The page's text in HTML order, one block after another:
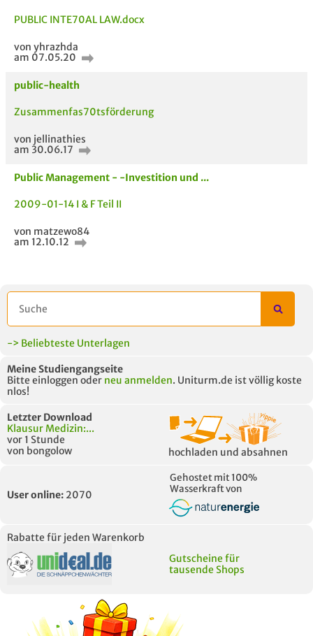
Module anderer Unis
PUBLIC INTE70AL LAW.docx
von yhrazhda
am 07.05.20
public-health
Zusammenfas70tsförderung
von jellinathies
am 30.06.17
Public Management - -Investition und ...
2009-01-14 I & F Teil II
von matzewo84
am 12.10.12
-> Beliebteste Unterlagen
Meine Studiengangseite
Bitte einloggen oder neu anmelden. Uniturm.de ist völlig koste
nlos!
Letzter Download
Klausur Medizin:...
vor 1 Stunde
von bongolow
hochladen und absahnen
User online: 2070
Gehostet mit 100%
Wasserkraft von
Rabatte für jeden Warenkorb
Gutscheine für
tausende Shops